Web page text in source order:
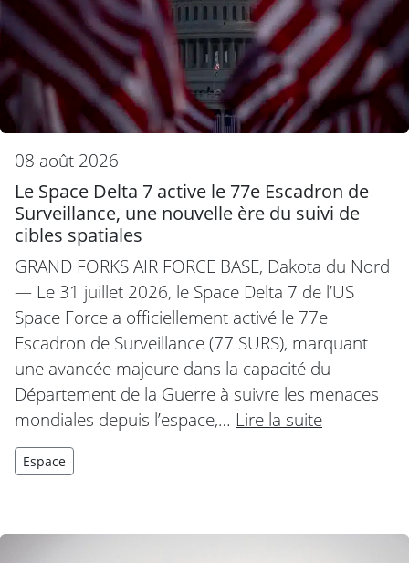
08 août 2026
Le Space Delta 7 active le 77e Escadron de
Surveillance, une nouvelle ère du suivi de
cibles spatiales
GRAND FORKS AIR FORCE BASE, Dakota du Nord
— Le 31 juillet 2026, le Space Delta 7 de l’US
Space Force a officiellement activé le 77e
Escadron de Surveillance (77 SURS), marquant
une avancée majeure dans la capacité du
Département de la Guerre à suivre les menaces
mondiales depuis l’espace,… Lire la suite
Espace